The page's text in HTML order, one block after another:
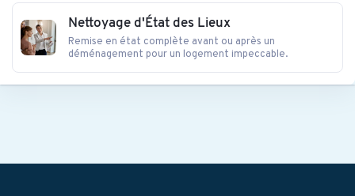
Nettoyage d'État des Lieux
Remise en état complète avant ou après un
déménagement pour un logement impeccable.